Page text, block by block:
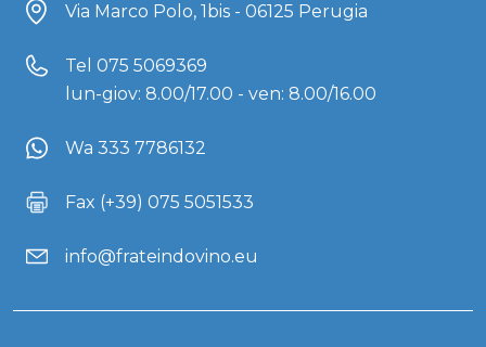
Via Marco Polo, 1bis - 06125 Perugia
Tel 075 5069369
lun-giov: 8.00/17.00 - ven: 8.00/16.00
Wa 333 7786132
Fax (+39) 075 5051533
info@frateindovino.eu